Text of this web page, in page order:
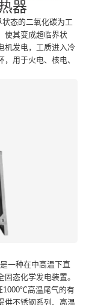
器
态的二氧化碳为工
使其变成超临界状
机发电，工质进入冷
用于火电、核电、
一种在中高温下直
态化学发电装置。
1000℃高温尾气的有
供不锈钢系列、高温